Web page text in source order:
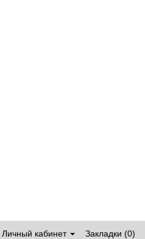
Личный кабинет Закладки (0)